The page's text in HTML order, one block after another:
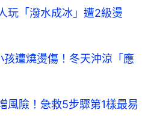
「潑水成冰」遭2級燙
遭燒燙傷！冬天沖涼「應
風險！急救5步驟第1樣最易